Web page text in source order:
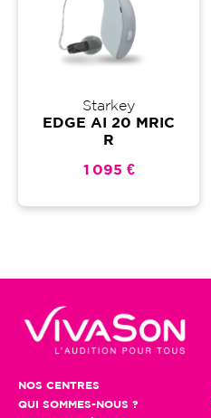
Starkey
EDGE AI 20 MRIC
R
1 095 €
NOS CENTRES
QUI SOMMES-NOUS ?